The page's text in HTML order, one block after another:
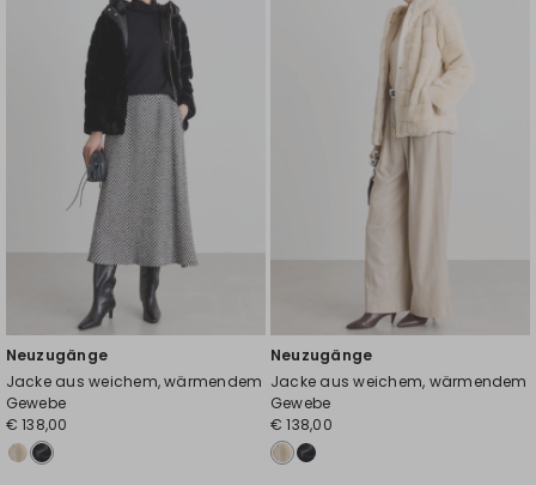
Neuzugänge
Jacke aus weichem, wärmendem
Gewebe
€ 138,00
Neuzugänge
Jacke aus weichem, wärmendem
Gewebe
€ 138,00